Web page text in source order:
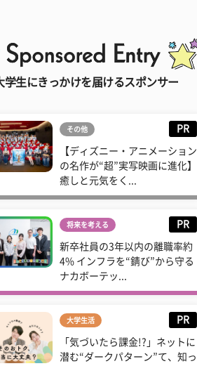
学生にきっかけを届けるスポンサー
その他 PR
【ディズニー・アニメーション
の名作が“超”実写映画に進化】
癒しと元気をく...
将来を考える PR
新卒社員の3年以内の離職率約
4% インフラを“錆び”から守る
ナカボーテッ...
大学生活 PR
「気づいたら課金!?」ネットに
潜む“ダークパターン”て、知っ